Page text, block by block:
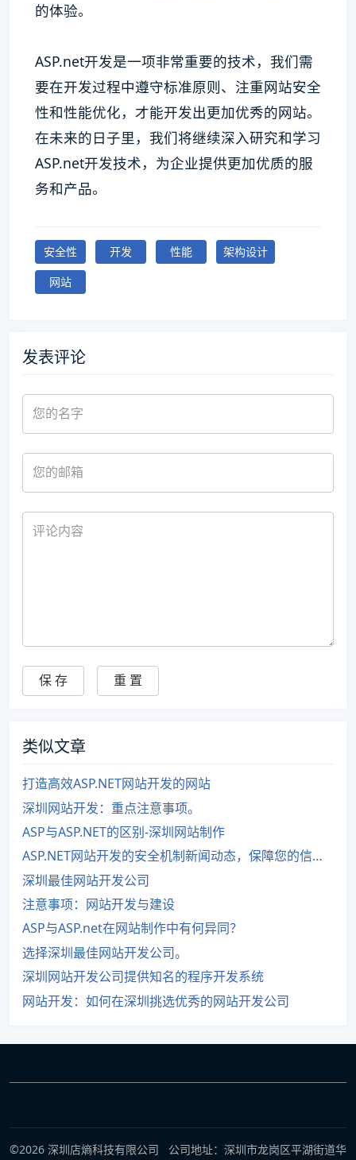
的体验。
ASP.net开发是一项非常重要的技术，我们需
要在开发过程中遵守标准原则、注重网站安全
性和性能优化，才能开发出更加优秀的网站。
在未来的日子里，我们将继续深入研究和学习
ASP.net开发技术，为企业提供更加优质的服
务和产品。
安全性 开发 性能
架构设计
网站
发表评论
类似文章
打造高效ASP.NET网站开发的网站
深圳网站开发：重点注意事项。
ASP与ASP.NET的区别-深圳网站制作
ASP.NET网站开发的安全机制新闻动态，保障您的信息安全。
深圳最佳网站开发公司
注意事项：网站开发与建设
ASP与ASP.net在网站制作中有何异同？
选择深圳最佳网站开发公司。
深圳网站开发公司提供知名的程序开发系统
网站开发：如何在深圳挑选优秀的网站开发公司
©2026 深圳店熵科技有限公司 公司地址：深圳市龙岗区平湖街道华